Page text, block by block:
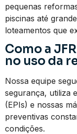
pequenas
piscinas até
loteamentos que
Como a
no uso da
Nossa equipe
segurança, utiliza
(EPIs) e nossas
preventivas
condições.